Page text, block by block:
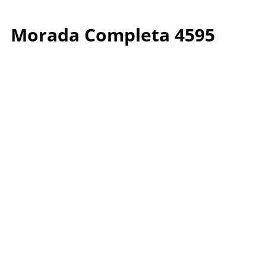
Morada Completa 4595